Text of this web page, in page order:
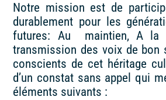
Notre mission est de
durablement pour les
futures: Au maintien, A la
transmission des voix de bon
conscients de cet héritage
d’un constat sans appel qui
éléments suivants :